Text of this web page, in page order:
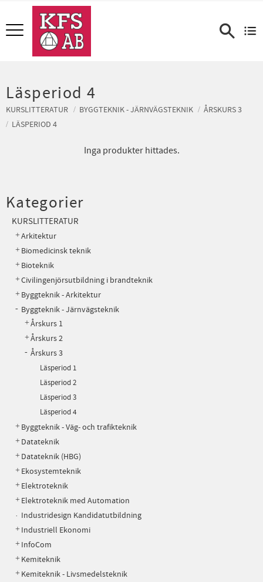
Meny
Läsperiod 4
KURSLITTERATUR BYGGTEKNIK - JÄRNVÄGSTEKNIK
ÅRSKURS 3
LÄSPERIOD 4
Inga produkter hittades.
Kategorier
KURSLITTERATUR
Arkitektur
Biomedicinsk teknik
Bioteknik
Civilingenjörsutbildning i brandteknik
Byggteknik - Arkitektur
Byggteknik - Järnvägsteknik
Årskurs 1
Årskurs 2
Årskurs 3
Läsperiod 1
Läsperiod 2
Läsperiod 3
Läsperiod 4
Byggteknik - Väg- och trafikteknik
Datateknik
Datateknik (HBG)
Ekosystemteknik
Elektroteknik
Elektroteknik med Automation
Industridesign Kandidatutbildning
Industriell Ekonomi
InfoCom
Kemiteknik
Kemiteknik - Livsmedelsteknik